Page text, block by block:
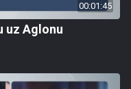
00:01:45
uz Aglonu